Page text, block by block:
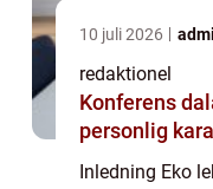
10 juli 2026
redaktionel
Konferens dalarna när
personlig
Inledning Eko